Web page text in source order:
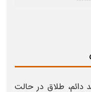
دائم، طلاق در حالت